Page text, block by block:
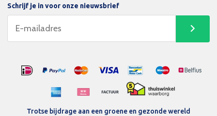
Schrijf je in voor onze nieuwsbrief
Trotse bijdrage aan een groene en gezonde wereld